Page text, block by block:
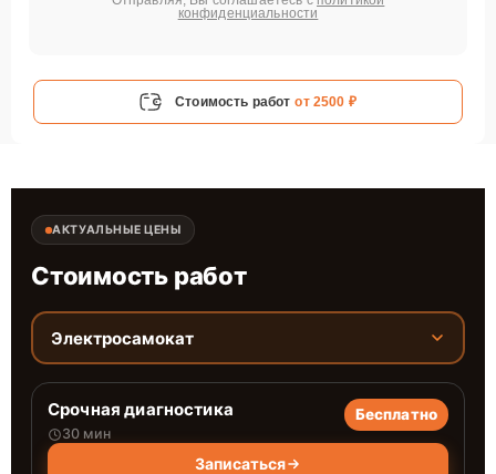
конфиденциальности
Стоимость работ от 2500 ₽
АКТУАЛЬНЫЕ ЦЕНЫ
Стоимость работ
Электросамокат
Срочная диагностика
30 мин
Бесплатно
Записаться